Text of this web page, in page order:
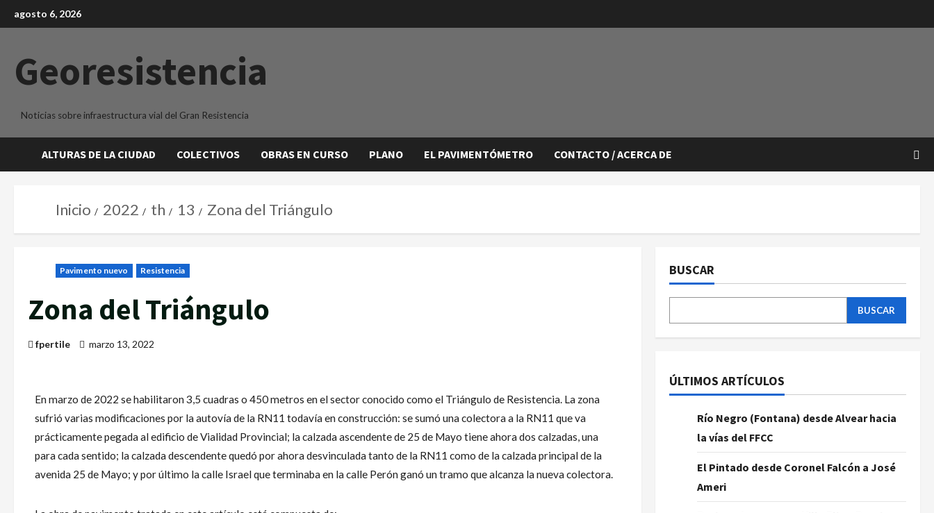
agosto 6, 2026
Georesistencia
Noticias sobre infraestructura vial del Gran Resistencia
ALTURAS DE LA CIUDAD COLECTIVOS OBRAS EN CURSO PLANO EL PAVIMENTÓMETRO CONTACTO / ACERCA DE
Inicio 2022 th 13 Zona del Triángulo
Pavimento nuevo Resistencia
Zona del Triángulo
fpertile marzo 13, 2022
En marzo de 2022 se habilitaron 3,5 cuadras o 450 metros en el sector conocido como el Triángulo de Resistencia. La zona
sufrió varias modificaciones por la autovía de la RN11 todavía en construcción: se sumó una colectora a la RN11 que va
prácticamente pegada al edificio de Vialidad Provincial; la calzada ascendente de 25 de Mayo tiene ahora dos calzadas, una
para cada sentido; la calzada descendente quedó por ahora desvinculada tanto de la RN11 como de la calzada principal de la
avenida 25 de Mayo; y por último la calle Israel que terminaba en la calle Perón ganó un tramo que alcanza la nueva colectora.
BUSCAR
BUSCAR
ÚLTIMOS ARTÍCULOS
Río Negro (Fontana) desde Alvear hacia
la vías del FFCC
El Pintado desde Coronel Falcón a José
Ameri